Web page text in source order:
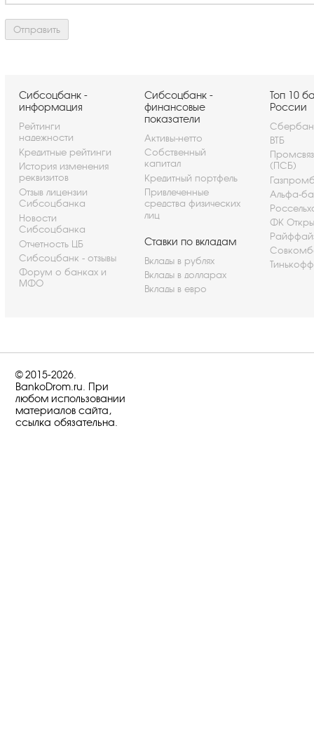
Сибсоцбанк -
информация
Рейтинги
надежности
Кредитные рейтинги
История изменения
реквизитов
Отзыв лицензии
Сибсоцбанка
Новости
Сибсоцбанка
Отчетность ЦБ
Сибсоцбанк - отзывы
Форум о банках и
МФО
Сибсоцбанк -
финансовые
показатели
Активы-нетто
Собственный
капитал
Кредитный портфель
Привлеченные
средства физических
лиц
Ставки по вкладам
Вклады в рублях
Вклады в долларах
Вклады в евро
Топ 10
России
ВТБ
(ПСБ)
Альфа-
ФК
© 2015-2026.
BankoDrom.ru. При
любом использовании
материалов сайта,
ссылка обязательна.